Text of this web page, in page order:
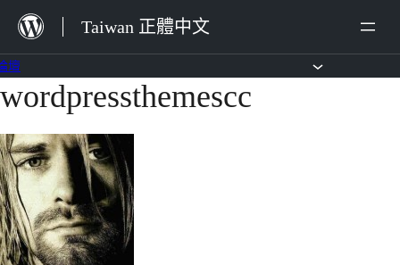
主
要
容
Taiwan 正體中文
壇
跳
主
要
內
容
wordpressthemescc